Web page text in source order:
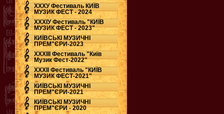
ХХХУ Фестиваль КИЇВ
МУЗИК ФЕСТ - 2024
ХХХІУ Фестиваль "КИЇВ
МУЗИК ФЕСТ - 2023"
КИЇВСЬКІ МУЗИЧНІ
ПРЕМ"ЄРИ-2023
ХХХІІІ Фестиваль "Київ
Музик Фест-2022"
ХХХІІ Фестиваль "КИЇВ
МУЗИК ФЕСТ-2021"
КИЇВСЬКІ МУЗИЧНІ
ПРЕМ"ЄРИ-2021
КИЇВСЬКІ МУЗИЧНІ
ПРЕМ"ЄРИ - 2020